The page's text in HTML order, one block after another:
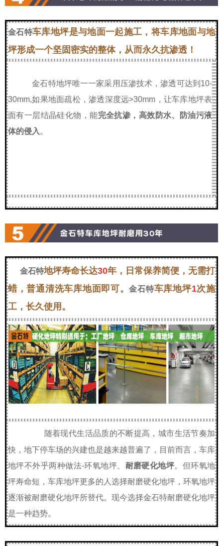
金石特车库地坪是与地面一起施工，将车库地面与地
坪形成一个坚固密实的整体，从而永久抗渗透！
金石特地坪唯一一家采用压渗技术，渗透可达到10-
30mm,如果地面疏松，渗透深度远>30mm，让车库地坪表
面有一层结晶硅化物，能完全抗渗，高效防水、防油污液
体的侵入 。
金石特地坪寿命长达30年，日常保养简便，无需打
蜡，普通清洗车库地面即可。金石特车库地坪1次施
工，长久使用。
随着现代生活品质的不断提高，城市生活节奏加
快，地下停车场的兴建也是越来越普遍了，目前而言，车库
地坪不外乎两种做法-环氧地坪、 耐磨硬化地坪。但环氧地
坪寿命短，车库地坪更多的人选择耐磨硬化地坪，环氧地坪
逐渐被耐磨硬化地坪所替代。现今选择金石特耐磨硬化地坪
是一种趋势。